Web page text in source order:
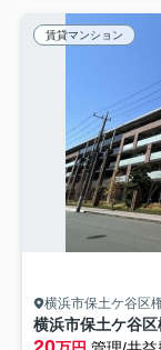
賃貸マンション
横浜市保土ケ谷区
横浜市保土ケ谷